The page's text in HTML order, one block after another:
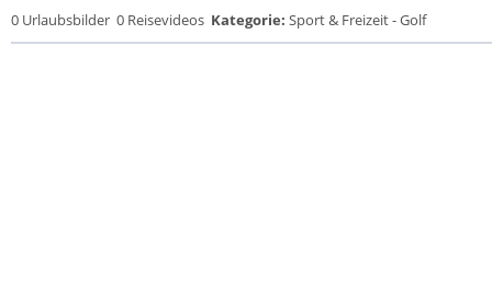
0 Urlaubsbilder 0 Reisevideos Kategorie: Sport & Freizeit - Golf